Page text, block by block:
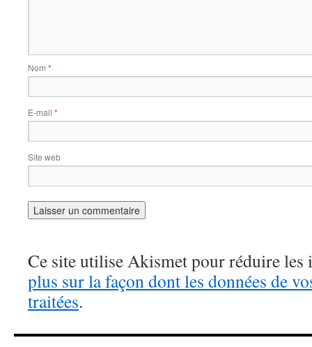
Nom *
E-mail *
Site web
Ce site utilise Akismet pour réduire les
plus sur la façon dont les données de
traitées.